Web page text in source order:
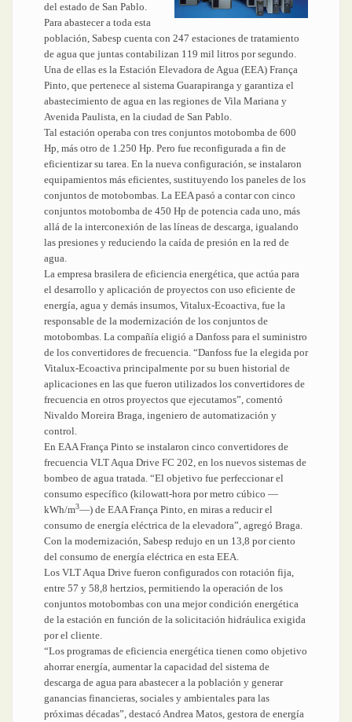
del estado de San Pablo.
Para abastecer a toda esta
población, Sabesp cuenta con 247 estaciones de tratamiento
de agua que juntas contabilizan 119 mil litros por segundo.
Una de ellas es la Estación Elevadora de Agua (EEA) França
Pinto, que pertenece al sistema Guarapiranga y garantiza el
abastecimiento de agua en las regiones de Vila Mariana y
Avenida Paulista, en la ciudad de San Pablo.
Tal estación operaba con tres conjuntos motobomba de 600
Hp, más otro de 1.250 Hp. Pero fue reconfigurada a fin de
eficientizar su tarea. En la nueva configuración, se instalaron
equipamientos más eficientes, sustituyendo los paneles de los
conjuntos de motobombas. La EEA pasó a contar con cinco
conjuntos motobomba de 450 Hp de potencia cada uno, más
allá de la interconexión de las líneas de descarga, igualando
las presiones y reduciendo la caída de presión en la red de
agua.
La empresa brasilera de eficiencia energética, que actúa para
el desarrollo y aplicación de proyectos con uso eficiente de
energía, agua y demás insumos, Vitalux-Ecoactiva, fue la
responsable de la modernización de los conjuntos de
motobombas. La compañía eligió a Danfoss para el suministro
de los convertidores de frecuencia. “Danfoss fue la elegida por
Vitalux-Ecoactiva principalmente por su buen historial de
aplicaciones en las que fueron utilizados los convertidores de
frecuencia en otros proyectos que ejecutamos”, comentó
Nivaldo Moreira Braga, ingeniero de automatización y
control.
En EAA França Pinto se instalaron cinco convertidores de
frecuencia VLT Aqua Drive FC 202, en los nuevos sistemas de
bombeo de agua tratada. “El objetivo fue perfeccionar el
consumo específico (kilowatt-hora por metro cúbico —
kWh/m3—) de EAA França Pinto, en miras a reducir el
consumo de energía eléctrica de la elevadora”, agregó Braga.
Con la modernización, Sabesp redujo en un 13,8 por ciento
del consumo de energía eléctrica en esta EEA.
Los VLT Aqua Drive fueron configurados con rotación fija,
entre 57 y 58,8 hertzios, permitiendo la operación de los
conjuntos motobombas con una mejor condición energética
de la estación en función de la solicitación hidráulica exigida
por el cliente.
“Los programas de eficiencia energética tienen como objetivo
ahorrar energía, aumentar la capacidad del sistema de
descarga de agua para abastecer a la población y generar
ganancias financieras, sociales y ambientales para las
próximas décadas”, destacó Andrea Matos, gestora de energía